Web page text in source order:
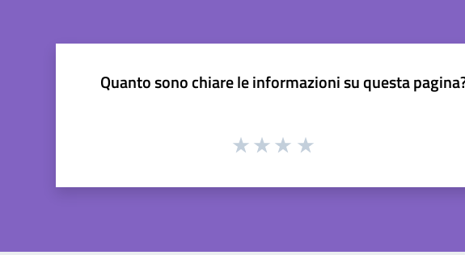
Quanto sono chiare le informazioni su questa